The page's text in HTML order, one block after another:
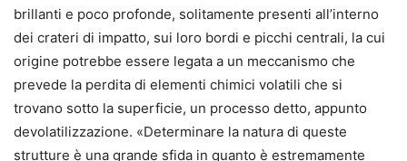
brillanti e poco profonde, solitamente presenti all’interno
dei crateri di impatto, sui loro bordi e picchi centrali, la cui
origine potrebbe essere legata a un meccanismo che
prevede la perdita di elementi chimici volatili che si
trovano sotto la superficie, un processo detto, appunto
devolatilizzazione. «Determinare la natura di queste
strutture è una grande sfida in quanto è estremamente